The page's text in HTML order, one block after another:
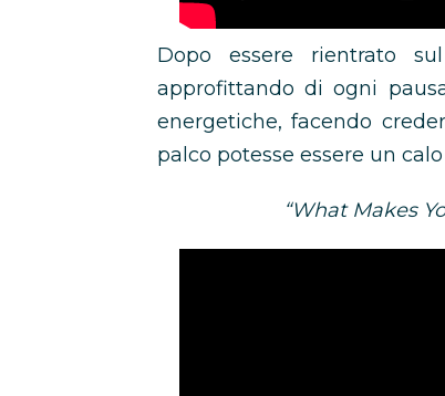
Dopo essere rientrato
approfittando di ogni
energetiche, facendo
palco potesse essere un
“What Makes